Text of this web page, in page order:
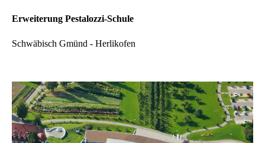
Erweiterung Pestalozzi-Schule
Schwäbisch Gmünd - Herlikofen